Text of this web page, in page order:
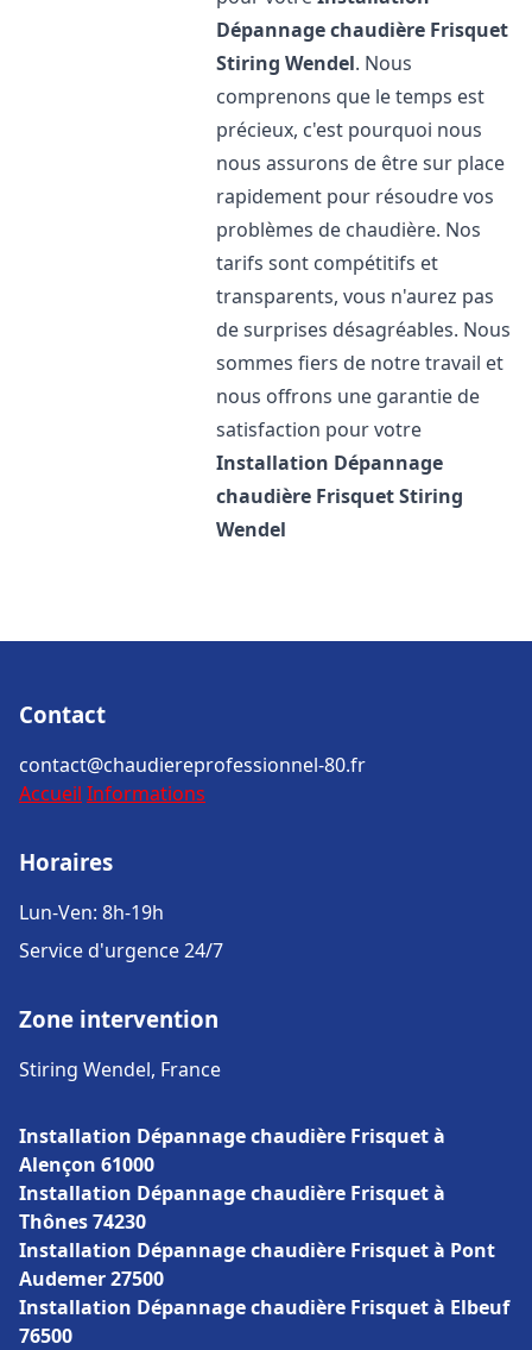
Dépannage chaudière Frisquet
Stiring Wendel. Nous
comprenons que le temps est
précieux, c'est pourquoi nous
nous assurons de être sur place
rapidement pour résoudre vos
problèmes de chaudière. Nos
tarifs sont compétitifs et
transparents, vous n'aurez pas
de surprises désagréables. Nous
sommes fiers de notre travail et
nous offrons une garantie de
satisfaction pour votre
Installation Dépannage
chaudière FrisquetStiring
Wendel
Contact
contact@chaudiereprofessionnel-80.fr
Accueil Informations
Horaires
Lun-Ven: 8h-19h
Service d'urgence 24/7
Zone intervention
Stiring Wendel, France
Installation Dépannage chaudière Frisquet à
Alençon 61000
Installation Dépannage chaudière Frisquet à
Thônes 74230
Installation Dépannage chaudière Frisquet à Pont
Audemer 27500
Installation Dépannage chaudière Frisquet à Elbeuf
76500